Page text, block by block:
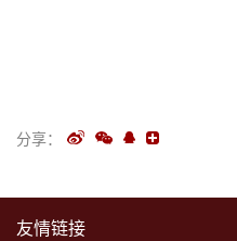
分享：
友情链接